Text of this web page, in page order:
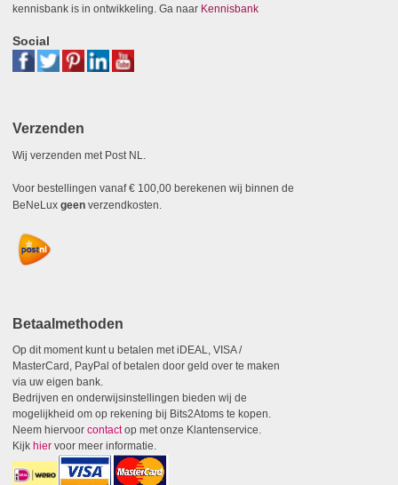
kennisbank is in ontwikkeling. Ga naar Kennisbank
Social
Verzenden
Wij verzenden met Post NL.
Voor bestellingen vanaf € 100,00 berekenen wij binnen de
BeNeLux geenverzendkosten.
Betaalmethoden
Op dit moment kunt u betalen met iDEAL, VISA /
MasterCard, PayPal of betalen door geld over te maken
via uw eigen bank.
Bedrijven en onderwijsinstellingen bieden wij de
mogelijkheid om op rekening bij Bits2Atoms te kopen.
Neem hiervoor contactop met onze Klantenservice.
Kijk hiervoor meer informatie.